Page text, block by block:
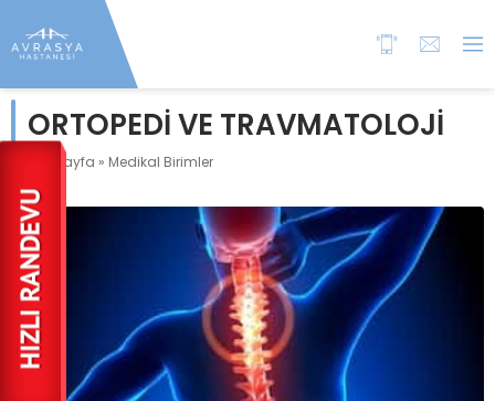
ORTOPEDİ VE TRAVMATOLOJİ
Anasayfa » Medikal Birimler